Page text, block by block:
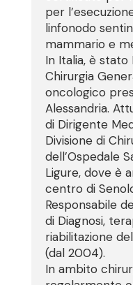
per
linfonodo
mammario e
In Italia, è
Chirurgia
oncologico
Alessandria.
di Dirigente
Divisione di
dell’Ospedale
Ligure, dove è
centro di
Responsabile
di Diagnosi,
riabilitazione
(dal 2004).
In ambito